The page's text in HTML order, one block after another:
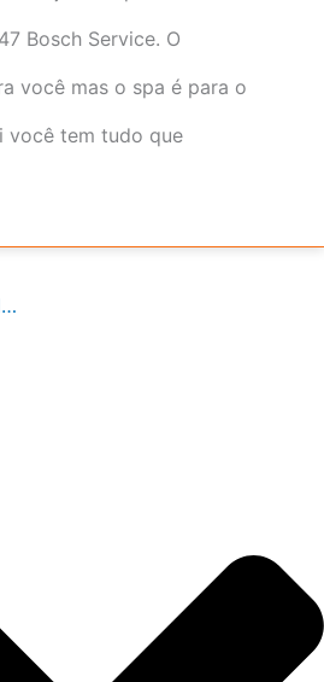
Bosch Service. O
você mas o spa é para o
você tem tudo que